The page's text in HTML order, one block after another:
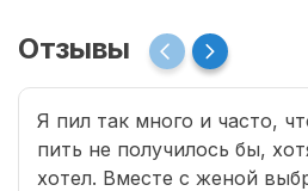
Отзывы
Я пил так много и часто,
пить не получилось бы,
хотел. Вместе с женой